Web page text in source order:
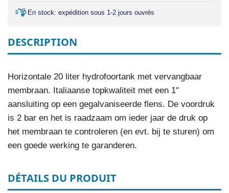
En stock: expédition sous 1-2 jours ouvrés
DESCRIPTION
Horizontale 20 liter hydrofoortank met vervangbaar
membraan. Italiaanse topkwaliteit met een 1"
aansluiting op een gegalvaniseerde flens. De voordruk
is 2 bar en het is raadzaam om ieder jaar de druk op
het membraan te controleren (en evt. bij te sturen) om
een goede werking te garanderen.
DÉTAILS DU PRODUIT